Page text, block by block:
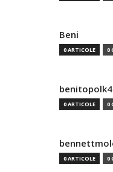
Beni
0 ARTICOLE 0
0 ARTICOLE 0
0 ARTICOLE 0